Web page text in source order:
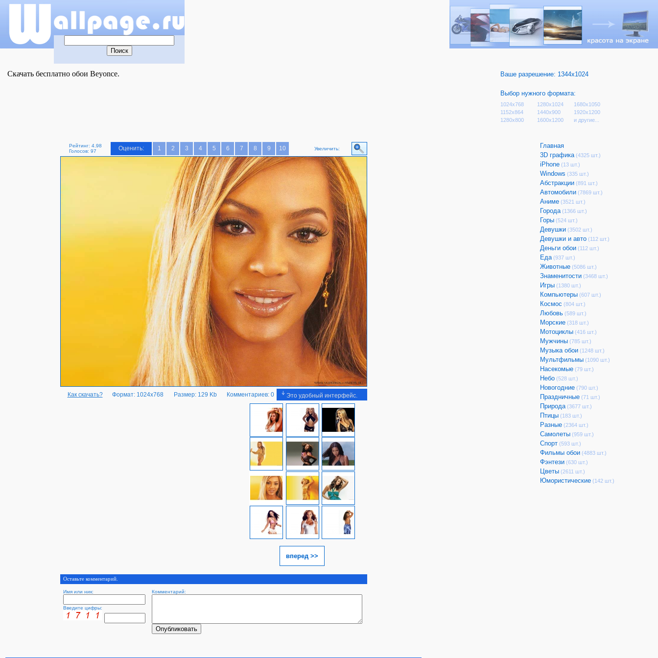
Скачать бесплатно обои Beyonce. Ваше разрешение: 1344x1024
Выбор нужного формата:
1024x768 1280x1024
1680x1050
1152x864
1440x900
1920x1200
1280x800
1600x1200 и другие...
Рейтинг: 4.98
Голосов: 97
Оценить: 1 2 3 4 5 6 7 8 9 10 Увеличить:
Как скачать? Формат: 1024x768 Размер: 129 Kb Комментариев: 0 Это удобный интерфейс.
вперед >>
Оставьте комментарий.
Имя или ник: Комментарий:
Введите цифры:
Главная
3D графика (4325 шт.)
iPhone (13 шт.)
Windows (335 шт.)
Абстракции (891 шт.)
Автомобили (7869 шт.)
Аниме (3521 шт.)
Города (1366 шт.)
Горы (524 шт.)
Девушки (3502 шт.)
Девушки и авто (112 шт.)
Деньги обои (112 шт.)
Еда (937 шт.)
Животные (5086 шт.)
Знаменитости (3468 шт.)
Игры (1380 шт.)
Компьютеры (607 шт.)
Космос (804 шт.)
Любовь (589 шт.)
Морские (318 шт.)
Мотоциклы (416 шт.)
Мужчины (785 шт.)
Музыка обои (1248 шт.)
Мультфильмы (1090 шт.)
Насекомые (79 шт.)
Небо (528 шт.)
Новогодние (790 шт.)
Праздничные (71 шт.)
Природа (3677 шт.)
Птицы (183 шт.)
Разные (2364 шт.)
Самолеты (959 шт.)
Спорт (593 шт.)
Фильмы обои (4883 шт.)
Фэнтези (630 шт.)
Цветы (2611 шт.)
Юмористические (142 шт.)